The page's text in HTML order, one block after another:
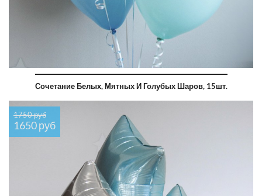
Сочетание Белых, Мятных И Голубых Шаров, 15шт.
1750 руб
1650 руб